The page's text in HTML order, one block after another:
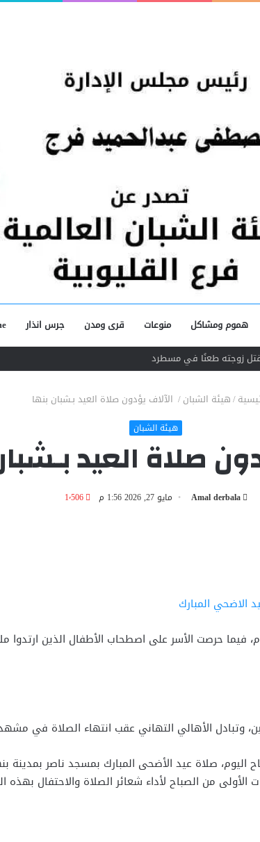
هموم ومشاكل منوعات قرى ومدن جرس انذار
/هيئة الشبان/ الآلاف يؤدون صلاة العيد بـشبان بنها
هيئة الشبان
صلاة العيد
Amal derbala مايو 27, 2026 1:56 م 1٬506
الاضحي المبارك
حرصت الأسر على اصطحاب الأطفال الذين ارتدوا
الأهالي التهاني عقب انتهاء الصلاة في
اليوم، صلاة عيد الأضحى المبارك بمسجد ناصر بمدينة
من الصباح لأداء شعائر الصلاة والاحتفال بهذه